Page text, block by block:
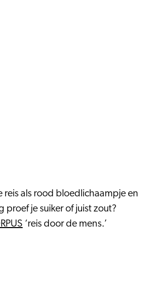
reis als rood bloedlichaampje en
je suiker of juist zout?
‘reis door de mens.’